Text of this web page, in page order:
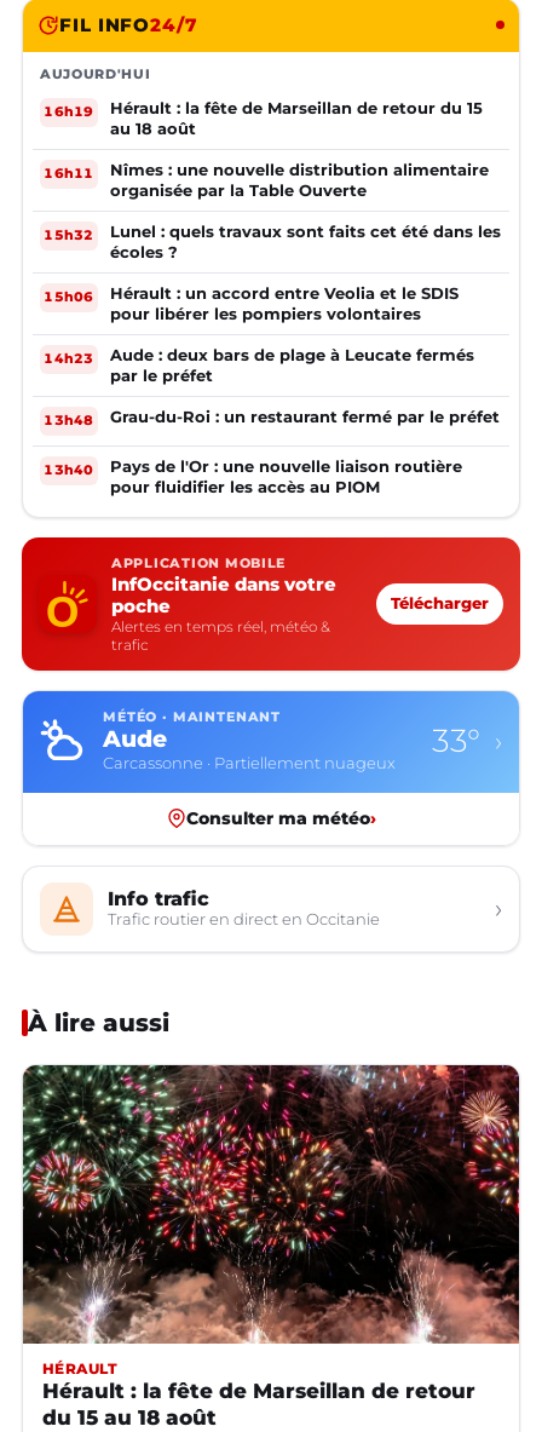
FIL INFO24/7
AUJOURD'HUI
16h19
Hérault : la fête de Marseillan de retour du 15
au 18 août
16h11
Nîmes : une nouvelle distribution alimentaire
organisée par la Table Ouverte
15h32
Lunel : quels travaux sont faits cet été dans les
écoles ?
15h06
Hérault : un accord entre Veolia et le SDIS
pour libérer les pompiers volontaires
14h23
Aude : deux bars de plage à Leucate fermés
par le préfet
13h48 Grau-du-Roi : un restaurant fermé par le préfet
13h40
Pays de l'Or : une nouvelle liaison routière
pour fluidifier les accès au PIOM
APPLICATION MOBILE
InfOccitanie dans votre
poche
Alertes en temps réel, météo &
trafic
Télécharger
MÉTÉO · MAINTENANT
Aude
Carcassonne · Partiellement nuageux
33° ›
Consulter ma météo›
Info trafic
Trafic routier en direct en Occitanie ›
À lire aussi
HÉRAULT
Hérault : la fête de Marseillan de retour
du 15 au 18 août